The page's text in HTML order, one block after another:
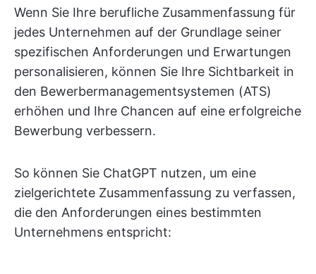
Wenn Sie Ihre berufliche Zusammenfassung für
jedes Unternehmen auf der Grundlage seiner
spezifischen Anforderungen und Erwartungen
personalisieren, können Sie Ihre Sichtbarkeit in
den Bewerbermanagementsystemen (ATS)
erhöhen und Ihre Chancen auf eine erfolgreiche
Bewerbung verbessern.
So können Sie ChatGPT nutzen, um eine
zielgerichtete Zusammenfassung zu verfassen,
die den Anforderungen eines bestimmten
Unternehmens entspricht: